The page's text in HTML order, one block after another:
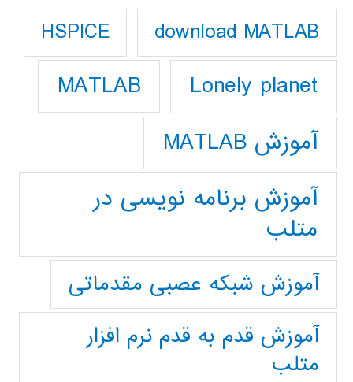
download MATLAB
HSPICE
Lonely planet
MATLAB
آموزش MATLAB
آموزش برنامه نویسی در
متلب
آموزش شبکه عصبی مقدماتی
آموزش قدم به قدم نرم افزار
متلب